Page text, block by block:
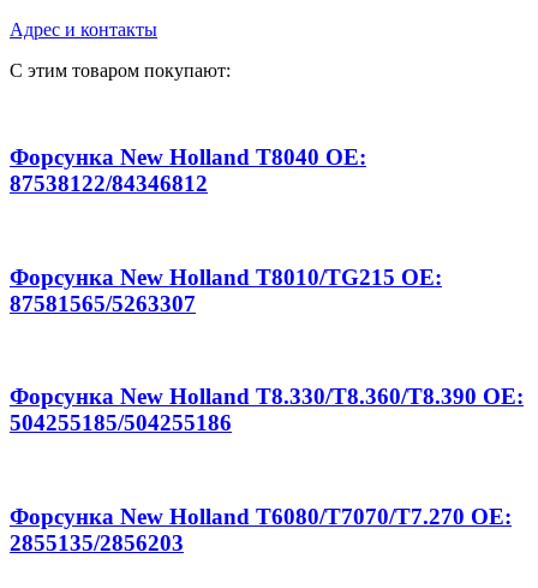
Адрес и контакты
С этим товаром покупают:
Форсунка New Holland T8040 OE:
87538122/84346812
Форсунка New Holland T8010/TG215 OE:
87581565/5263307
Форсунка New Holland T8.330/T8.360/T8.390 OE:
504255185/504255186
Форсунка New Holland T6080/T7070/T7.270 OE:
2855135/2856203